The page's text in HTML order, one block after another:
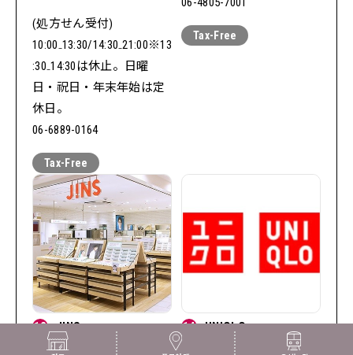
(処方せん受付)
10:00₋13:30/14:30₋21:00※13
:30₋14:30は休止。日曜
日・祝日・年末年始は定
休日。
06-6889-0164
12
JINS
안경∙선글라스
14
UNIQLO